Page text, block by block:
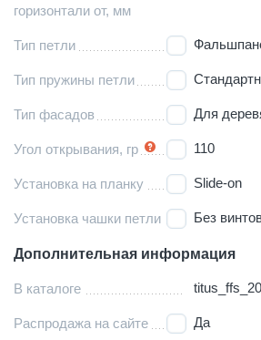
горизонтали от, мм
Тип петли
Тип пружины петли
Тип фасадов Для
Угол открывания, гр 110
Установка на планку Slide-on
Установка чашки петли Без
Дополнительная информация
В каталоге
Распродажа на сайте Да